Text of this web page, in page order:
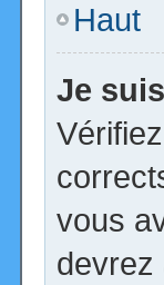
Haut
Je
vous
devrez